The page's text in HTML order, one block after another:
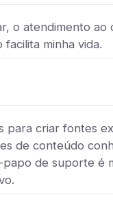
o atendimento ao
facilita minha vida.
para criar fontes
de conteúdo
papo de suporte é